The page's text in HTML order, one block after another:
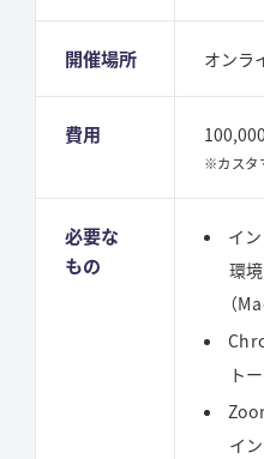
開催場所 オンラ
費用
※カスタ
必要な
もの
イ
環
（
ト
イ